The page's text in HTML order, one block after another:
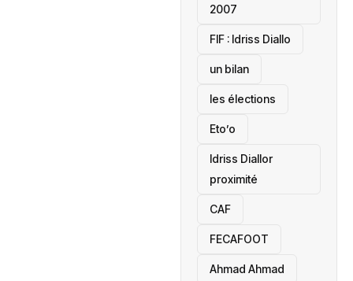
2007
‎FIF : Idriss Diallo
un bilan
les élections
Eto’o
Idriss Diallor
proximité
CAF
FECAFOOT
‎Ahmad Ahmad